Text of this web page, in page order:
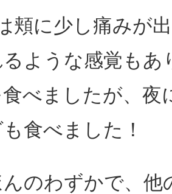
頬に少し痛みが
ような感覚もあ
べましたが、夜
食べました！
のわずかで、他